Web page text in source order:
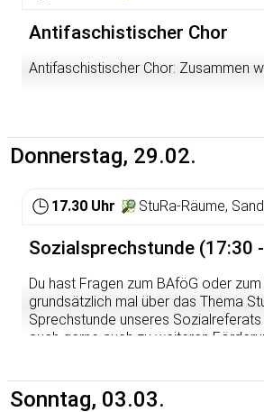
Antifaschistischer Chor
Antifaschistischer Chor: Zusammen
Donnerstag, 29.02.
17.30 Uhr StuRa-Räume,
Sozialsprechstunde (17:30
Du hast Fragen zum BAföG oder
grundsätzlich mal über das Thema
Sprechstunde unseres
auch gerne auch zu weiteren
Eine Anmeldung ist nicht zwingend
Sonntag, 03.03.